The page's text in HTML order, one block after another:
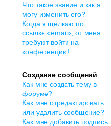
Что такое звание и как я
могу изменить его?
Когда я щёлкаю по
ссылке «email», от меня
требуют войти на
конференцию!
Создание сообщений
Как мне создать тему в
форуме?
Как мне отредактировать
или удалить сообщение?
Как мне добавить подпись